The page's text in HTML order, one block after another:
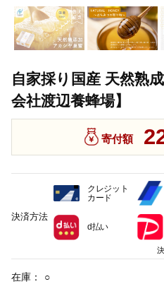
自家採り国産 天然熟
会社渡辺養蜂場】
寄付額
在庫： ○
決済方法
クレジット
カード
d払い